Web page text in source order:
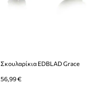
Σκουλαρίκια EDBLAD Grace
56,99 €